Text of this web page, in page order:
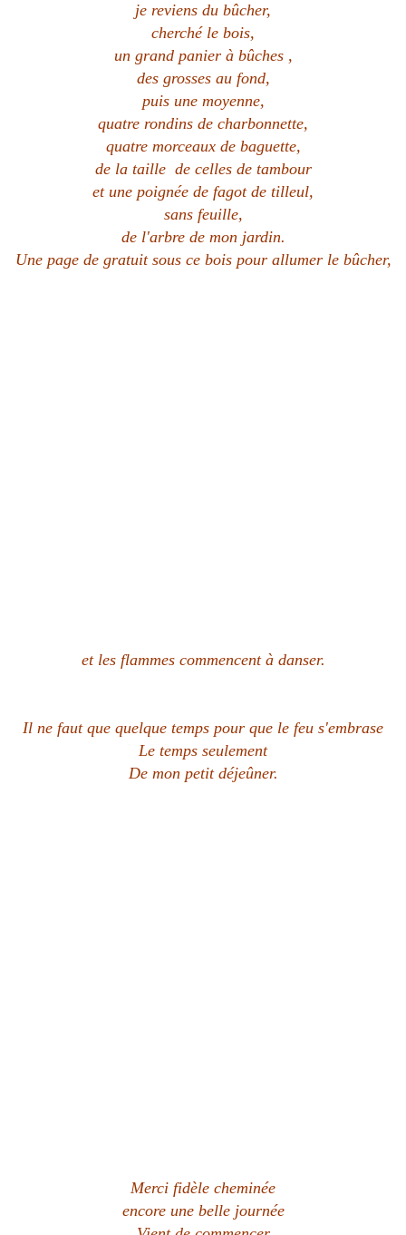
je reviens du bûcher,
cherché le bois,
un grand panier à bûches ,
des grosses au fond,
puis une moyenne,
quatre rondins de charbonnette,
quatre morceaux de baguette,
de la taille de celles de tambour
et une poignée de fagot de tilleul,
sans feuille,
de l'arbre de mon jardin.
Une page de gratuit sous ce bois pour allumer le bûcher,
et les flammes commencent à danser.
Il ne faut que quelque temps pour que le feu s'embrase
Le temps seulement
De mon petit déjeûner.
Merci fidèle cheminée
encore une belle journée